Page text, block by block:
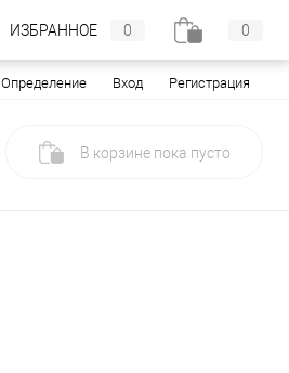
Определение Вход Регистрация
В корзине пока пусто
ИЗБРАННОЕ 0 0